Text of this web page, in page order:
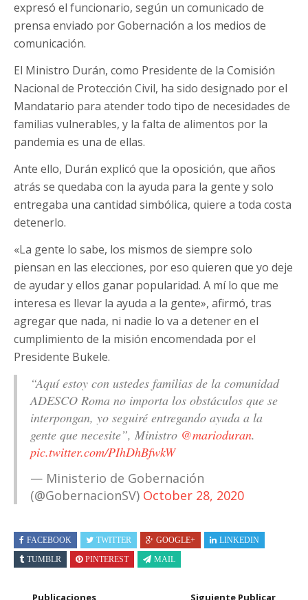
expresó el funcionario, según un comunicado de
prensa enviado por Gobernación a los medios de
comunicación.
El Ministro Durán, como Presidente de la Comisión
Nacional de Protección Civil, ha sido designado por el
Mandatario para atender todo tipo de necesidades de
familias vulnerables, y la falta de alimentos por la
pandemia es una de ellas.
Ante ello, Durán explicó que la oposición, que años
atrás se quedaba con la ayuda para la gente y solo
entregaba una cantidad simbólica, quiere a toda costa
detenerlo.
«La gente lo sabe, los mismos de siempre solo
piensan en las elecciones, por eso quieren que yo deje
de ayudar y ellos ganar popularidad. A mí lo que me
interesa es llevar la ayuda a la gente», afirmó, tras
agregar que nada, ni nadie lo va a detener en el
cumplimiento de la misión encomendada por el
Presidente Bukele.
“Aquí estoy con ustedes familias de la comunidad
ADESCO Roma no importa los obstáculos que se
interpongan, yo seguiré entregando ayuda a la
gente que necesite”, Ministro @marioduran.
pic.twitter.com/PIhDhBfwkW
— Ministerio de Gobernación
(@GobernacionSV) October 28, 2020
FACEBOOK TWITTER GOOGLE+
LINKEDIN
TUMBLR
PINTEREST MAIL
Publicaciones Siguiente Publicar